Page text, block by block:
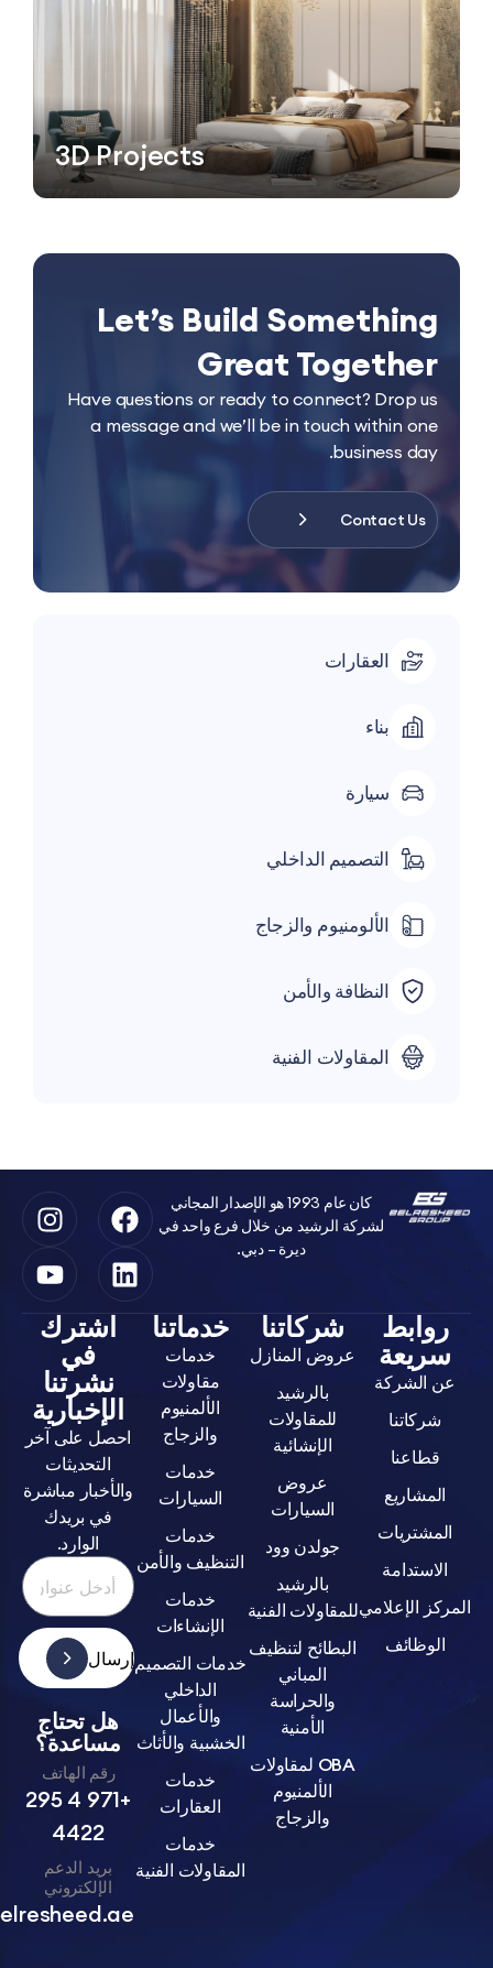
العقارات
سيارة
التصميم الداخلي
الألومنيوم والزجاج
النظافة والأمن
المقاولات الفنية
3D Projects
Let’s Build
Great
Have questions or ready to connect? Drop
a message and we’ll be in touch within
business
Contact
كان عام 1993 هو الإصدار المجاني
لشركة الرشيد من خلال فرع واحد في
شركاتنا
عروض المنازل
بالرشيد
للمقاولات
الإنشائية
السيارات
جولدن وود
بالرشيد
للمقاولات الفنية
البطائح لتنظيف
OBA لمقاولات
خدماتنا
خدمات
الألمنيوم
السيارات
التنظيف والأمن
خدمات
الإنشاءات
خدمات التصميم
الداخلي
الخشبية والأثاث
خدمات
العقارات
المقاولات الفنية
اشترك
في
نشرتنا
الإخبارية
احصل على آخر
والأخبار مباشرة
الوارد.
إرسال
هل تحتاج
مساعدة؟
رقم الهاتف
+971 4 295
بريد الدعم
info@belresheed.ae